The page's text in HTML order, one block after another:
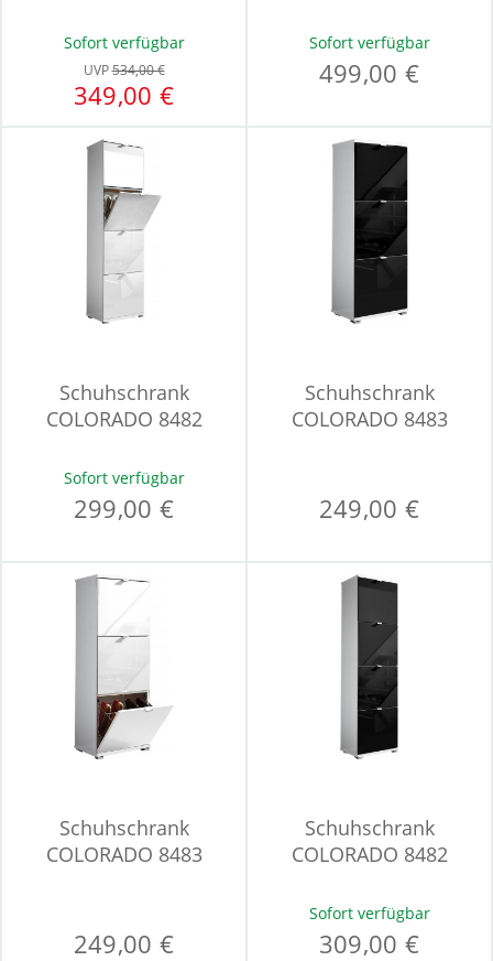
Sofort verfügbar
UVP534,00 €
349,00 €
Sofort verfügbar
499,00 €
Schuhschrank
COLORADO 8482
Sofort verfügbar
299,00 €
Schuhschrank
COLORADO 8483
249,00 €
Schuhschrank
COLORADO 8483
249,00 €
Schuhschrank
COLORADO 8482
Sofort verfügbar
309,00 €